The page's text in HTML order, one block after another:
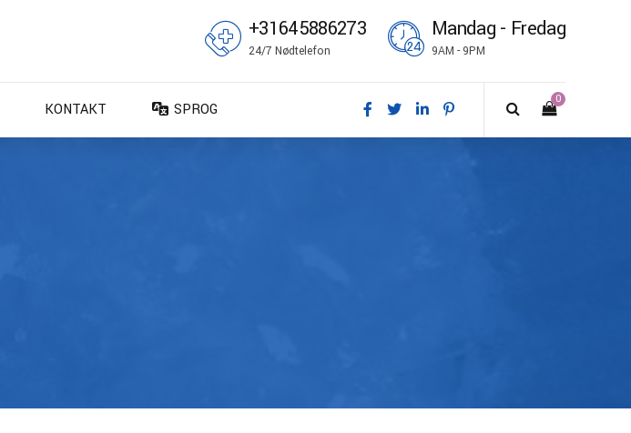
+31645886273
24/7 Nødtelefon
Mandag - Fredag
9AM - 9PM
0
KONTAKT
SPROG
SK – Slovenčina